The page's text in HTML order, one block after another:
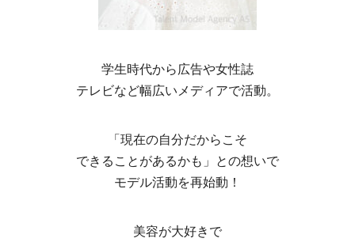
学生時代から広告や女性誌
テレビなど幅広いメディアで活動。
「現在の自分だからこそ
できることがあるかも」との想いで
モデル活動を再始動！
美容が大好きで